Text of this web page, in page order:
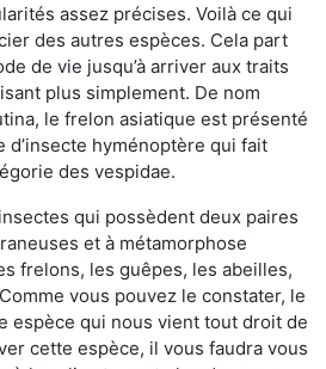
assez précises. Voilà ce qui
des autres espèces. Cela part
de vie jusqu’à arriver aux traits
plus simplement. De nom
le frelon asiatique est présenté
d’insecte hyménoptère qui fait
des vespidae.
qui possèdent deux paires
et à métamorphose
frelons, les guêpes, les abeilles,
vous pouvez le constater, le
espèce qui nous vient tout droit de
cette espèce, il vous faudra vous